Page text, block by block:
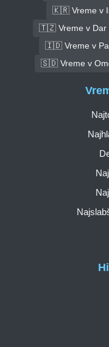
🇰🇷 Vreme v
🇹🇿 Vreme v Dar
🇮🇩 Vreme v
🇸🇩 Vreme v